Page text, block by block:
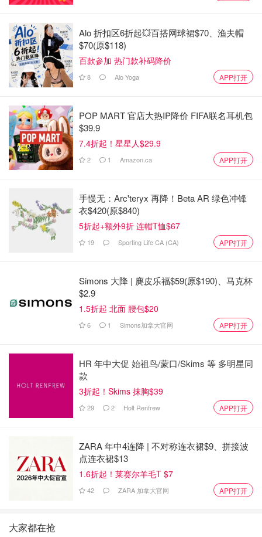
Alo 折扣区6折起💥百搭网球裙$70、渔夫帽
$70(原$118)
百款参加 热门款补码降价
8 Alo Yoga APP打开
POP MART 官店大热IP降价 FIFA联名耳机包
$39.9
7.4折起！星星人$29.9
2 1 Amazon.ca APP打开
手慢无：Arc'teryx 再降！Beta AR 绿色冲锋
衣$420(原$840)
5折起+额外9折 连帽T恤$67
19 Sporting Life CA (CA) APP打开
Simons 大降 | 麂皮乐福$59(原$190)、马克杯
$2.9
1.5折起 北面 腰包$20
6 1 Simons加拿大官网 APP打开
HR 年中大促 始祖鸟/蒙口/Skims 等 多明星同
款
3折起！Skims 抹胸$39
29 2 Holt Renfrew APP打开
ZARA 年中4连降 | 不对称连衣裙$9、拼接波
点连衣裙$13
1.6折起！莱赛尔羊毛T $7
42 ZARA 加拿大官网 APP打开
大家都在抢